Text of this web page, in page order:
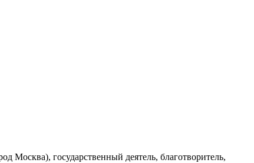
Москва), государственный деятель, благотворитель,